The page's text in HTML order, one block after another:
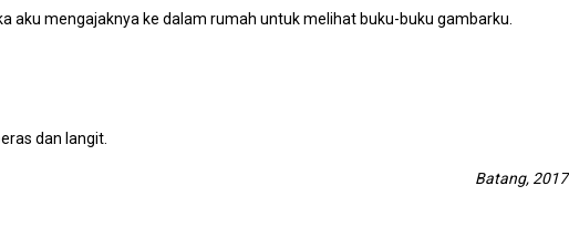
aku mengajaknya ke dalam rumah untuk melihat buku-buku gambarku.
dan langit.
Batang, 2017